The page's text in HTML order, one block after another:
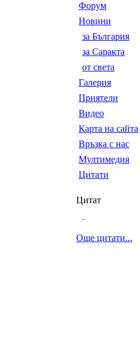
Форум
Новини
за България
за Саракта
от света
Галерия
Приятели
Видео
Карта на сайта
Връзка с нас
Мултимедия
Цитати
Цитат
--
Още цитати...